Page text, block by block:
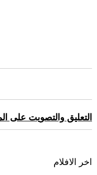
التعليق والتصويت على
اخر الافلام